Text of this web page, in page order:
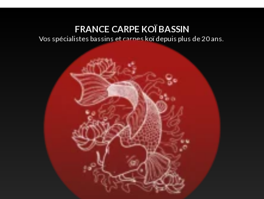
FRANCE CARPE KOÏ BASSIN
Vos spécialistes bassins et carpes koï depuis plus de 20 ans.